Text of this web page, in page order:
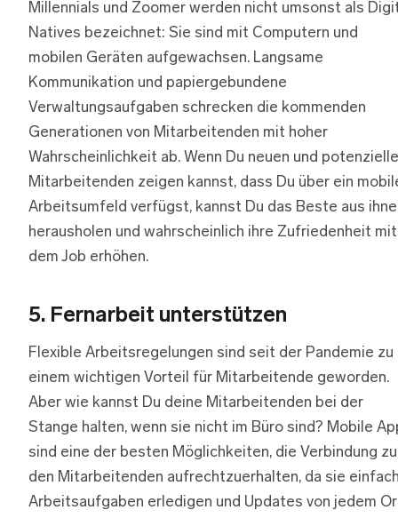
Millennials und Zoomer werden nicht umsonst als
Natives bezeichnet: Sie sind mit Computern und
mobilen Geräten aufgewachsen. Langsame
Kommunikation und papiergebundene
Verwaltungsaufgaben schrecken die kommenden
Generationen von Mitarbeitenden mit hoher
Wahrscheinlichkeit ab. Wenn Du neuen und
Mitarbeitenden zeigen kannst, dass Du über ein
Arbeitsumfeld verfügst, kannst Du das Beste aus
herausholen und wahrscheinlich ihre Zufriedenheit mit
dem Job erhöhen.
5. Fernarbeit unterstützen
Flexible Arbeitsregelungen sind seit der Pandemie zu
einem wichtigen Vorteil für Mitarbeitende geworden.
Aber wie kannst Du deine Mitarbeitenden bei der
Stange halten, wenn sie nicht im Büro sind? Mobile
sind eine der besten Möglichkeiten, die Verbindung zu
den Mitarbeitenden aufrechtzuerhalten, da sie
Arbeitsaufgaben erledigen und Updates von jedem